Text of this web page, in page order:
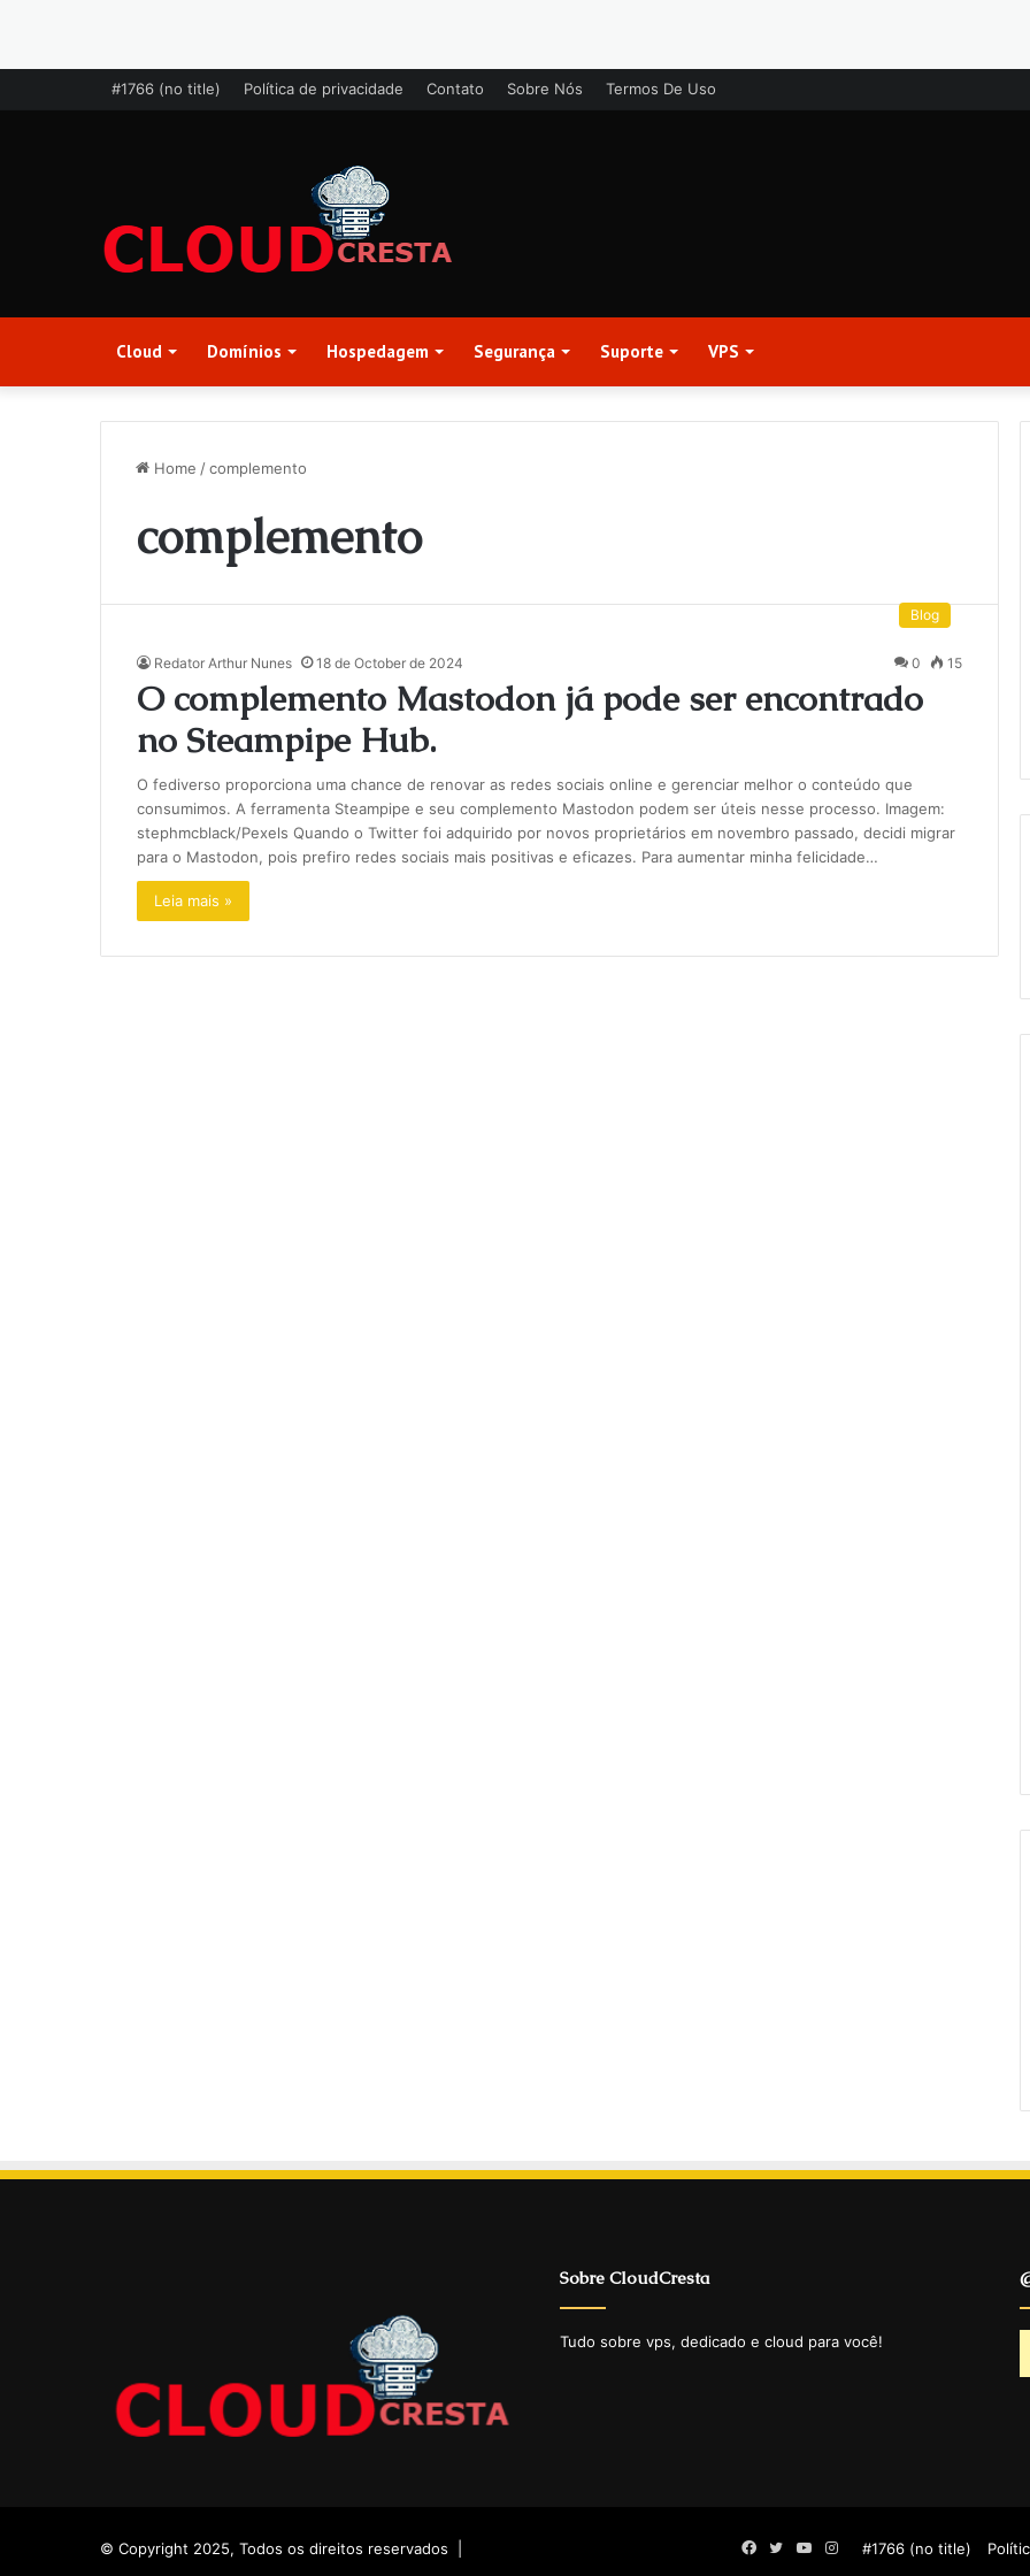
#1766 (no title) Política de privacidade Contato Sobre Nós Termos De Uso
Cloud Domínios Hospedagem Segurança Suporte VPS
Home /complemento
complemento
Blog
Redator Arthur Nunes 18 de October de 2024 0 15
O complemento Mastodon já pode ser encontrado
no Steampipe Hub.
O fediverso proporciona uma chance de renovar as redes sociais online e gerenciar melhor o conteúdo que
consumimos. A ferramenta Steampipe e seu complemento Mastodon podem ser úteis nesse processo. Imagem:
stephmcblack/Pexels Quando o Twitter foi adquirido por novos proprietários em novembro passado, decidi migrar
para o Mastodon, pois prefiro redes sociais mais positivas e eficazes. Para aumentar minha felicidade…
Leia mais »
Sobre CloudCresta
Tudo sobre vps, dedicado e cloud para você!
© Copyright 2025, Todos os direitos reservados | #1766 (no title)
Facebook
TwitterYouTube
Instagram